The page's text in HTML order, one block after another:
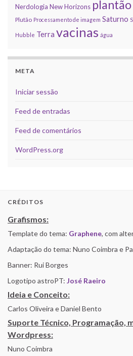
Nerdologia New Horizons
Plutão Processamento de imagem Saturno
Hubble Terra vacinas água
META
Iniciar sessão
Feed de entradas
Feed de comentários
WordPress.org
CRÉDITOS
Grafismos:
Template do tema: Graphene, com
Adaptação do tema: Nuno Coimbra e
Banner: Rui Borges
Logotipo astroPT: José Raeiro
Ideia e Conceito:
Carlos Oliveira e Daniel Bento
Suporte Técnico, Programação,
Wordpress:
Nuno Coimbra